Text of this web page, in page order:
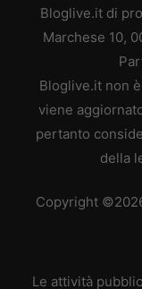
Bloglive.it di
Marchese 10,
Bloglive.it non
viene
pertanto
della
Copyright
Le attività